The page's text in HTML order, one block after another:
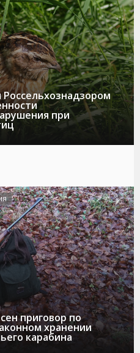
при
приговор по
хранении
карабина